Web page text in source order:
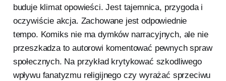
buduje klimat opowieści. Jest tajemnica, przygoda i
oczywiście akcja. Zachowane jest odpowiednie
tempo. Komiks nie ma dymków narracyjnych, ale nie
przeszkadza to autorowi komentować pewnych spraw
społecznych. Na przykład krytykować szkodliwego
wpływu fanatyzmu religijnego czy wyrażać sprzeciwu